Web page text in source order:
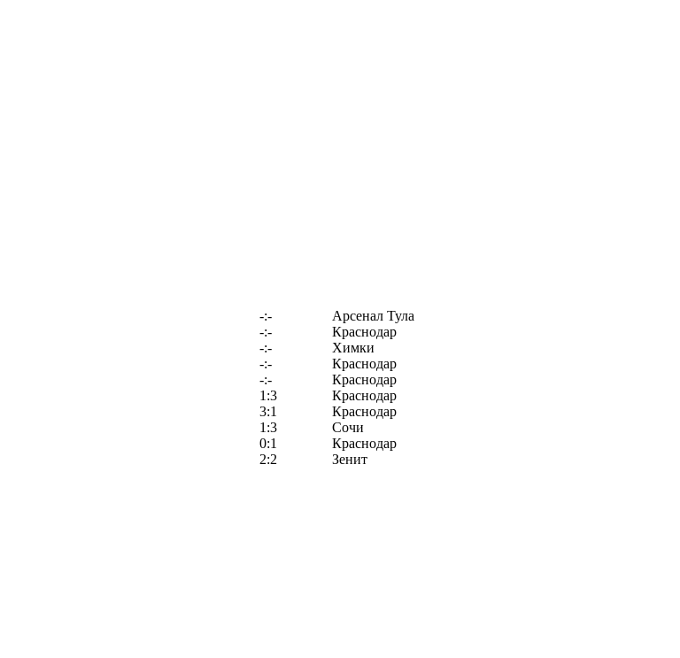
-:-
Арсенал Тула
-:-
Краснодар
-:-
Химки
-:-
Краснодар
-:-
Краснодар
1:3
Краснодар
3:1
Краснодар
1:3
Сочи
0:1
Краснодар
2:2
Зенит